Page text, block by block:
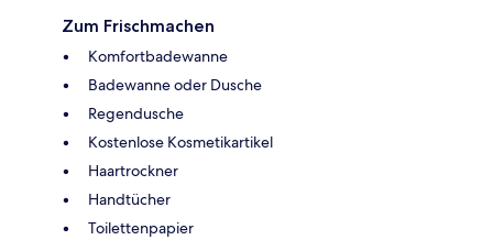
Zum Frischmachen
Komfortbadewanne
Badewanne oder Dusche
Regendusche
Kostenlose Kosmetikartikel
Haartrockner
Handtücher
Toilettenpapier